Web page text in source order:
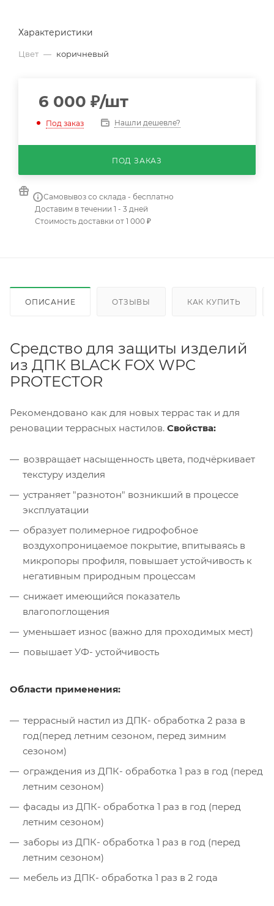
Характеристики
Цвет — коричневый
6 000 ₽/шт
Под заказ Нашли дешевле?
ПОД ЗАКАЗ
Самовывоз со склада - бесплатно
Доставим в течении 1 - 3 дней
Стоимость доставки от 1 000 ₽
ОПИСАНИЕ ОТЗЫВЫ КАК КУПИТЬ
Средство для защиты изделий
из ДПК BLACK FOX WPC
PROTECTOR
Рекомендовано как для новых террас так и для
реновации террасных настилов. Свойства:
возвращает насыщенность цвета, подчёркивает
текстуру изделия
устраняет "разнотон" возникший в процессе
эксплуатации
образует полимерное гидрофобное
воздухопроницаемое покрытие, впитываясь в
микропоры профиля, повышает устойчивость к
негативным природным процессам
снижает имеющийся показатель
влагопоглощения
уменьшает износ (важно для проходимых мест)
повышает УФ- устойчивость
Области применения:
террасный настил из ДПК- обработка 2 раза в
год(перед летним сезоном, перед зимним
сезоном)
ограждения из ДПК- обработка 1 раз в год (перед
летним сезоном)
фасады из ДПК- обработка 1 раз в год (перед
летним сезоном)
заборы из ДПК- обработка 1 раз в год (перед
летним сезоном)
мебель из ДПК- обработка 1 раз в 2 года